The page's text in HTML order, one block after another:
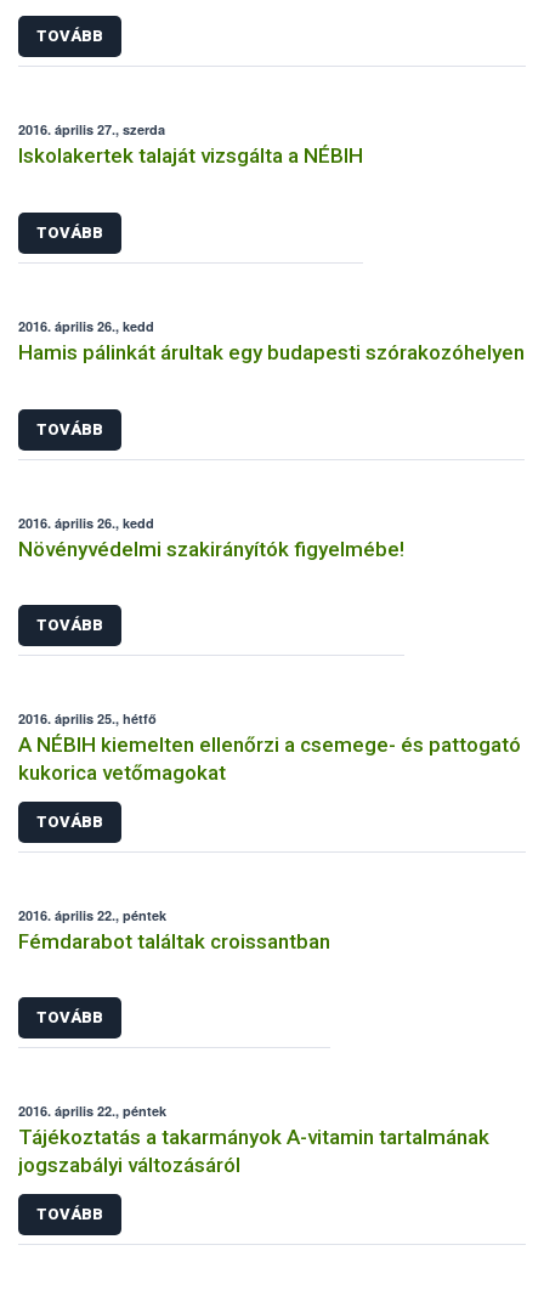
TOVÁBB
2016. április 27., szerda
Iskolakertek talaját vizsgálta a NÉBIH
TOVÁBB
2016. április 26., kedd
Hamis pálinkát árultak egy budapesti szórakozóhelyen
TOVÁBB
2016. április 26., kedd
Növényvédelmi szakirányítók figyelmébe!
TOVÁBB
2016. április 25., hétfő
A NÉBIH kiemelten ellenőrzi a csemege- és pattogató
kukorica vetőmagokat
TOVÁBB
2016. április 22., péntek
Fémdarabot találtak croissantban
TOVÁBB
2016. április 22., péntek
Tájékoztatás a takarmányok A-vitamin tartalmának
jogszabályi változásáról
TOVÁBB